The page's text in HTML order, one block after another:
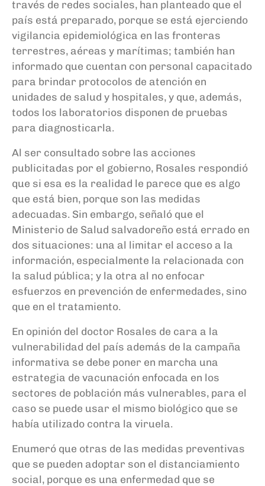
través de redes sociales, han planteado que el
país está preparado, porque se está ejerciendo
vigilancia epidemiológica en las fronteras
terrestres, aéreas y marítimas; también han
informado que cuentan con personal capacitado
para brindar protocolos de atención en
unidades de salud y hospitales, y que, además,
todos los laboratorios disponen de pruebas
para diagnosticarla.
Al ser consultado sobre las acciones
publicitadas por el gobierno, Rosales respondió
que si esa es la realidad le parece que es algo
que está bien, porque son las medidas
adecuadas. Sin embargo, señaló que el
Ministerio de Salud salvadoreño está errado en
dos situaciones: una al limitar el acceso a la
información, especialmente la relacionada con
la salud pública; y la otra al no enfocar
esfuerzos en prevención de enfermedades, sino
que en el tratamiento.
En opinión del doctor Rosales de cara a la
vulnerabilidad del país además de la campaña
informativa se debe poner en marcha una
estrategia de vacunación enfocada en los
sectores de población más vulnerables, para el
caso se puede usar el mismo biológico que se
había utilizado contra la viruela.
Enumeró que otras de las medidas preventivas
que se pueden adoptar son el distanciamiento
social, porque es una enfermedad que se